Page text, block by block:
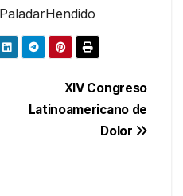
XIV Congreso
Latinoamericano de
Dolor